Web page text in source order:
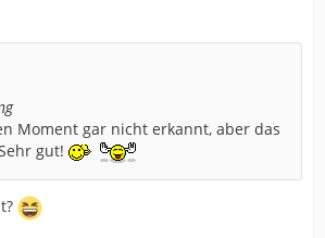
Moment gar nicht erkannt, aber das
gut!